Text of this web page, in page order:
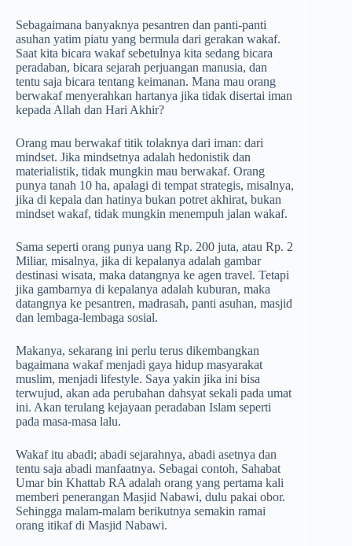
Sebagaimana banyaknya pesantren dan panti-panti
asuhan yatim piatu yang bermula dari gerakan wakaf.
Saat kita bicara wakaf sebetulnya kita sedang bicara
peradaban, bicara sejarah perjuangan manusia, dan
tentu saja bicara tentang keimanan. Mana mau orang
berwakaf menyerahkan hartanya jika tidak disertai iman
kepada Allah dan Hari Akhir?
Orang mau berwakaf titik tolaknya dari iman: dari
mindset. Jika mindsetnya adalah hedonistik dan
materialistik, tidak mungkin mau berwakaf. Orang
punya tanah 10 ha, apalagi di tempat strategis, misalnya,
jika di kepala dan hatinya bukan potret akhirat, bukan
mindset wakaf, tidak mungkin menempuh jalan wakaf.
Sama seperti orang punya uang Rp. 200 juta, atau Rp. 2
Miliar, misalnya, jika di kepalanya adalah gambar
destinasi wisata, maka datangnya ke agen travel. Tetapi
jika gambarnya di kepalanya adalah kuburan, maka
datangnya ke pesantren, madrasah, panti asuhan, masjid
dan lembaga-lembaga sosial.
Makanya, sekarang ini perlu terus dikembangkan
bagaimana wakaf menjadi gaya hidup masyarakat
muslim, menjadi lifestyle. Saya yakin jika ini bisa
terwujud, akan ada perubahan dahsyat sekali pada umat
ini. Akan terulang kejayaan peradaban Islam seperti
pada masa-masa lalu.
Wakaf itu abadi; abadi sejarahnya, abadi asetnya dan
tentu saja abadi manfaatnya. Sebagai contoh, Sahabat
Umar bin Khattab RA adalah orang yang pertama kali
memberi penerangan Masjid Nabawi, dulu pakai obor.
Sehingga malam-malam berikutnya semakin ramai
orang itikaf di Masjid Nabawi.